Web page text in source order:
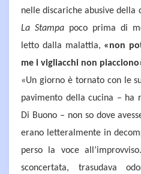
nelle discariche abusive della
La Stampa poco prima di
letto dalla malattia, «non
me i vigliacchi non
«Un giorno è tornato con le
pavimento della cucina – ha
Di Buono – non so dove
erano letteralmente in
perso la voce
sconcertata, trasudava